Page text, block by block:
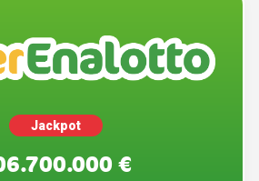
Jackpot
€